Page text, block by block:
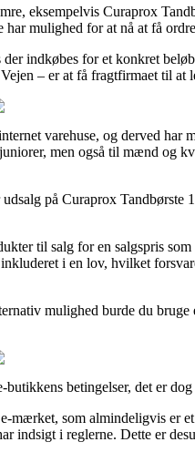
eksempelvis Curaprox
mulighed for at nå at få
indkøbes for et konkret
– er at få fragtfirmaet til at
varehuse, og derved har
men også til mænd og
på Curaprox
til salg for en salgspris
i en lov, hvilket
mulighed burde du
betingelser, det er
mærket, som almindeligvis er
indsigt i reglerne. Dette er